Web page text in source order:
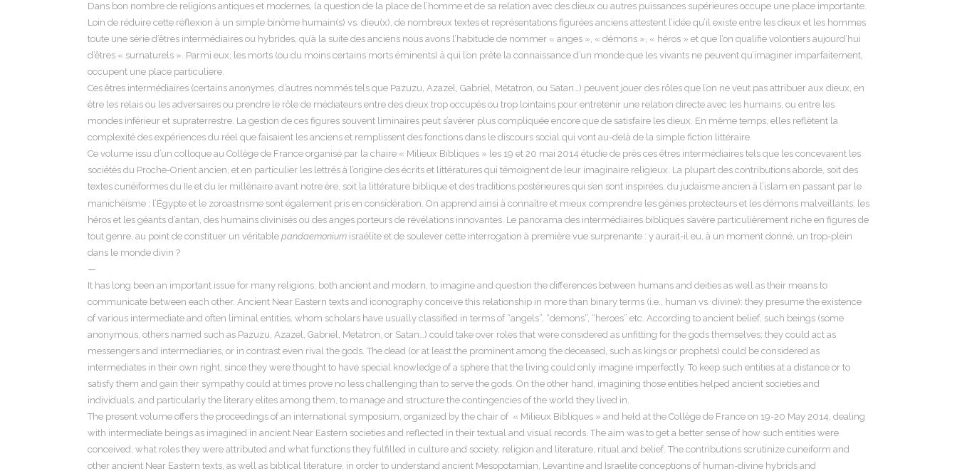
Dans bon nombre de religions antiques et modernes, la question de la place de l’homme et de sa relation avec des dieux ou autres puissances supérieures occupe une place importante.
Loin de réduire cette réflexion à un simple binôme humain(s) vs. dieu(x), de nombreux textes et représentations figurées anciens attestent l’idée qu’il existe entre les dieux et les hommes
toute une série d’êtres intermédiaires ou hybrides, qu’à la suite des anciens nous avons l’habitude de nommer « anges », « démons », « héros » et que l’on qualifie volontiers aujourd’hui
d’êtres « surnaturels ». Parmi eux, les morts (ou du moins certains morts éminents) à qui l’on prête la connaissance d’un monde que les vivants ne peuvent qu’imaginer imparfaitement,
occupent une place particuliere.
Ces êtres intermédiaires (certains anonymes, d’autres nommés tels que Pazuzu, Azazel, Gabriel, Métatron, ou Satan…) peuvent jouer des rôles que l’on ne veut pas attribuer aux dieux, en
être les relais ou les adversaires ou prendre le rôle de médiateurs entre des dieux trop occupés ou trop lointains pour entretenir une relation directe avec les humains, ou entre les
mondes inférieur et supraterrestre. La gestion de ces figures souvent liminaires peut s’avérer plus compliquée encore que de satisfaire les dieux. En même temps, elles reflètent la
complexité des expériences du réel que faisaient les anciens et remplissent des fonctions dans le discours social qui vont au-delà de la simple fiction littéraire.
Ce volume issu d’un colloque au Collège de France organisé par la chaire « Milieux Bibliques » les 19 et 20 mai 2014 étudie de près ces êtres intermédiaires tels que les concevaient les
sociétés du Proche-Orient ancien, et en particulier les lettrés à l’origine des écrits et littératures qui témoignent de leur imaginaire religieux. La plupart des contributions aborde, soit des
textes cunéiformes du IIe et du Ier millénaire avant notre ère, soit la littérature biblique et des traditions postérieures qui s’en sont inspirées, du judaïsme ancien à l’islam en passant par le
manichéisme ; l’Égypte et le zoroastrisme sont également pris en considération. On apprend ainsi à connaître et mieux comprendre les génies protecteurs et les démons malveillants, les
héros et les géants d’antan, des humains divinisés ou des anges porteurs de révélations innovantes. Le panorama des intermédiaires bibliques s’avère particulièrement riche en figures de
tout genre, au point de constituer un véritable pandaemonium israélite et de soulever cette interrogation à première vue surprenante : y aurait-il eu, à un moment donné, un trop-plein
dans le monde divin ?
—
It has long been an important issue for many religions, both ancient and modern, to imagine and question the differences between humans and deities as well as their means to
communicate between each other. Ancient Near Eastern texts and iconography conceive this relationship in more than binary terms (i.e., human vs. divine): they presume the existence
of various intermediate and often liminal entities, whom scholars have usually classified in terms of “angels”, “demons”, “heroes” etc. According to ancient belief, such beings (some
anonymous, others named such as Pazuzu, Azazel, Gabriel, Metatron, or Satan…) could take over roles that were considered as unfitting for the gods themselves; they could act as
messengers and intermediaries, or in contrast even rival the gods. The dead (or at least the prominent among the deceased, such as kings or prophets) could be considered as
intermediates in their own right, since they were thought to have special knowledge of a sphere that the living could only imagine imperfectly. To keep such entities at a distance or to
satisfy them and gain their sympathy could at times prove no less challenging than to serve the gods. On the other hand, imagining those entities helped ancient societies and
individuals, and particularly the literary elites among them, to manage and structure the contingencies of the world they lived in.
The present volume offers the proceedings of an international symposium, organized by the chair of « Milieux Bibliques » and held at the Collège de France on 19-20 May 2014, dealing
with intermediate beings as imagined in ancient Near Eastern societies and reflected in their textual and visual records. The aim was to get a better sense of how such entities were
conceived, what roles they were attributed and what functions they fulfilled in culture and society, religion and literature, ritual and belief. The contributions scrutinize cuneiform and
other ancient Near Eastern texts, as well as biblical literature, in order to understand ancient Mesopotamian, Levantine and Israelite conceptions of human-divine hybrids and